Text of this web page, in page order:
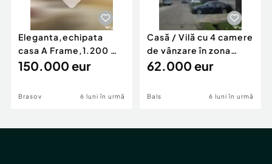
Eleganta,echipata
casa A Frame,1.200 mp
teren,deschidere Pia
150.000 eur
Brasov 6 luni în urmă
Casă / Vilă cu 4 camere
de vânzare în zona
Periferie
62.000 eur
Bals 6 luni în urmă